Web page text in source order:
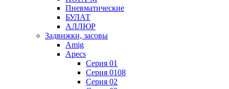
Пневматические
БУЛАТ
АЛЛЮР
Задвижки, засовы
Amig
Apecs
Серия 01
Серия 0108
Серия 02